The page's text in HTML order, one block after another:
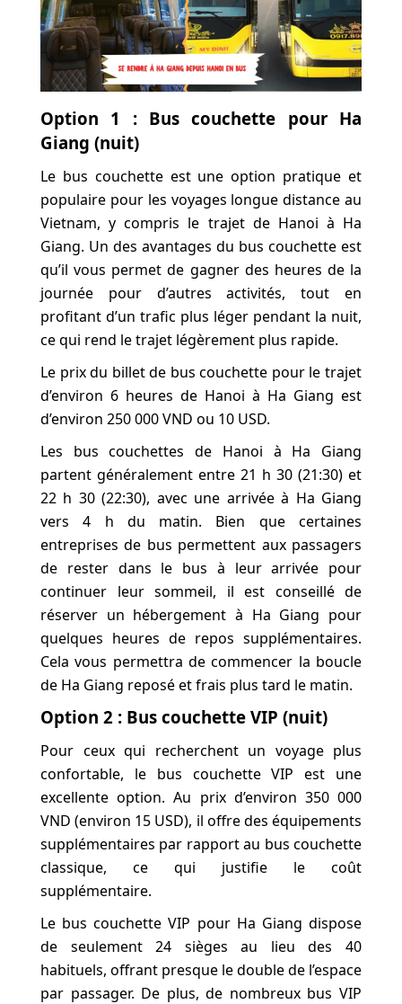
Option 1 : Bus couchette pour Ha
Giang (nuit)
Le bus couchette est une option pratique et
populaire pour les voyages longue distance au
Vietnam, y compris le trajet de Hanoi à Ha
Giang. Un des avantages du bus couchette est
qu’il vous permet de gagner des heures de la
journée pour d’autres activités, tout en
profitant d’un trafic plus léger pendant la nuit,
ce qui rend le trajet légèrement plus rapide.
Le prix du billet de bus couchette pour le trajet
d’environ 6 heures de Hanoi à Ha Giang est
d’environ 250 000 VND ou 10 USD.
Les bus couchettes de Hanoi à Ha Giang
partent généralement entre 21 h 30 (21:30) et
22 h 30 (22:30), avec une arrivée à Ha Giang
vers 4 h du matin. Bien que certaines
entreprises de bus permettent aux passagers
de rester dans le bus à leur arrivée pour
continuer leur sommeil, il est conseillé de
réserver un hébergement à Ha Giang pour
quelques heures de repos supplémentaires.
Cela vous permettra de commencer la boucle
de Ha Giang reposé et frais plus tard le matin.
Option 2 : Bus couchette VIP (nuit)
Pour ceux qui recherchent un voyage plus
confortable, le bus couchette VIP est une
excellente option. Au prix d’environ 350 000
VND (environ 15 USD), il offre des équipements
supplémentaires par rapport au bus couchette
classique, ce qui justifie le coût
supplémentaire.
Le bus couchette VIP pour Ha Giang dispose
de seulement 24 sièges au lieu des 40
habituels, offrant presque le double de l’espace
par passager. De plus, de nombreux bus VIP